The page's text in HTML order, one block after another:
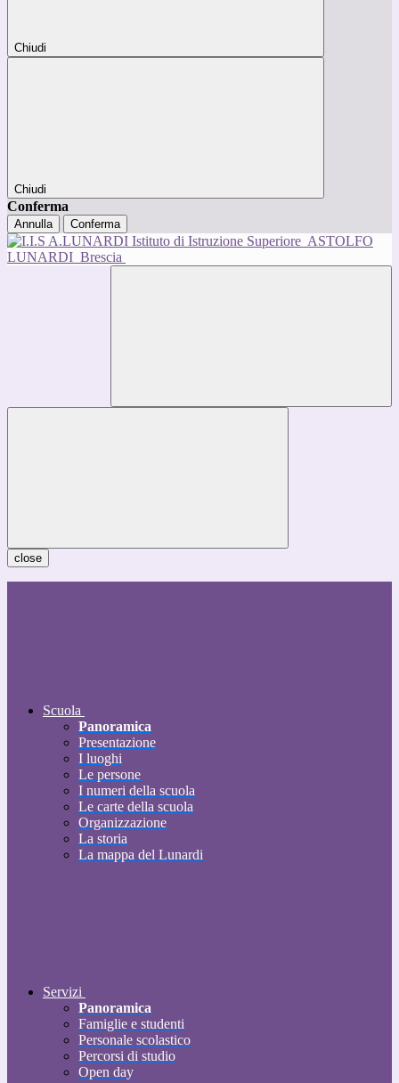
Chiudi
Chiudi
Conferma
Annulla Conferma
Istituto di Istruzione Superiore ASTOLFO
LUNARDI Brescia
close
Scuola
Panoramica
Presentazione
I luoghi
Le persone
I numeri della scuola
Le carte della scuola
Organizzazione
La storia
La mappa del Lunardi
Servizi
Panoramica
Famiglie e studenti
Personale scolastico
Percorsi di studio
Open day